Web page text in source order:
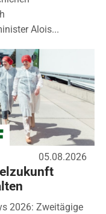
Alois...
05.08.2026
2026: Zweitägige